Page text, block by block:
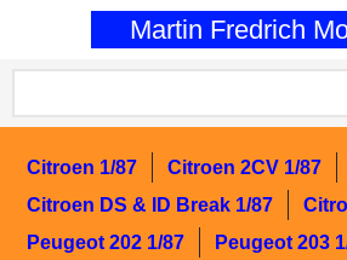
Martin Fredrich
Citroen 1/87
Citroen 2CV 1/87
Citroen DS & ID Break 1/87
Peugeot 202 1/87
Peugeot 203